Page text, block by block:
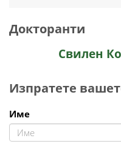
Докторанти
Свилен
Изпратете
Име